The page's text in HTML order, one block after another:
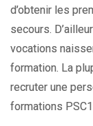
d’obtenir les
secours.
vocations
formation. La
recruter une
formations